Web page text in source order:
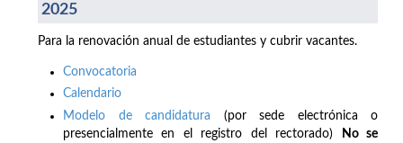
2025
Para la renovación anual de estudiantes y cubrir vacantes.
Convocatoria
Calendario
Modelo de candidatura (por sede electrónica o
presencialmente en el registro del rectorado)
No se